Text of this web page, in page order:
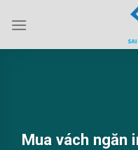
Mua vách ngăn